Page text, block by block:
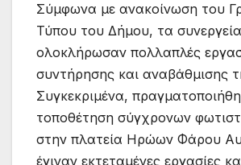
Σύμφωνα με ανακοίνωση του
Τύπου του Δήμου, τα συνεργεία
ολοκλήρωσαν πολλαπλές
συντήρησης και αναβάθμισης
Συγκεκριμένα,
τοποθέτηση σύγχρονων
στην πλατεία Ηρώων Φάρου
έγιναν εκτεταμένες εργασίες